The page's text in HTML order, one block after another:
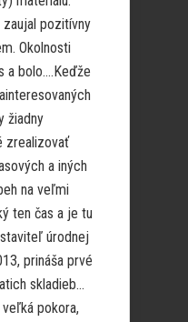
pozitívny
Okolnosti
a bolo….Keďže
žiadny
zrealizovať
a iných
na veľmi
ten čas a je tu
úrodnej
prináša prvé
skladieb…
pokora,